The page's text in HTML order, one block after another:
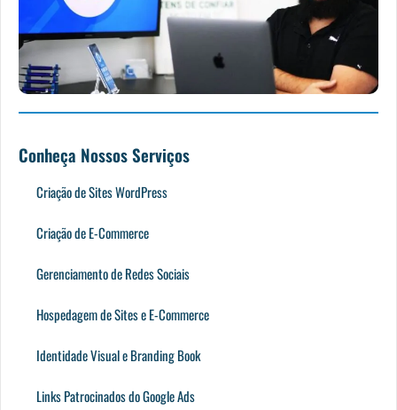
Conheça Nossos Serviços
Criação de Sites WordPress
Criação de E-Commerce
Gerenciamento de Redes Sociais
Hospedagem de Sites e E-Commerce
Identidade Visual e Branding Book
Links Patrocinados do Google Ads